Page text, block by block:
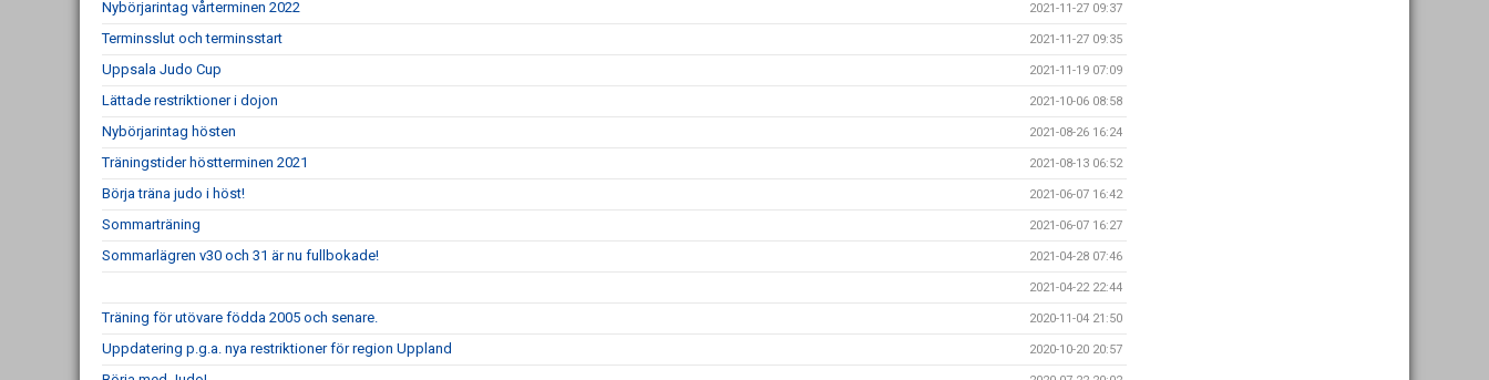
Nybörjarintag vårterminen 2022 2021-11-27 09:37
Terminsslut och terminsstart 2021-11-27 09:35
Uppsala Judo Cup 2021-11-19 07:09
Lättade restriktioner i dojon 2021-10-06 08:58
Nybörjarintag hösten 2021-08-26 16:24
Träningstider höstterminen 2021 2021-08-13 06:52
Börja träna judo i höst! 2021-06-07 16:42
Sommarträning 2021-06-07 16:27
Sommarlägren v30 och 31 är nu fullbokade! 2021-04-28 07:46
2021-04-22 22:44
Träning för utövare födda 2005 och senare. 2020-11-04 21:50
Uppdatering p.g.a. nya restriktioner för region Uppland 2020-10-20 20:57